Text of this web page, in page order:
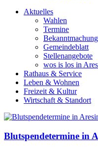
Aktuelles
Wahlen
Termine
Gemeindeblatt
Stellenangebote
wos is los in
Rathaus & Service
Leben & Wohnen
Freizeit & Kultur
Wirtschaft & Standort
Blutspendetermine in